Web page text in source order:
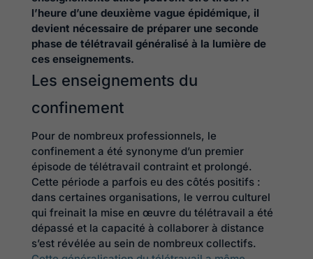
l’heure d’une deuxième vague épidémique, il
devient nécessaire de préparer une seconde
phase de télétravail généralisé à la lumière de
ces enseignements.
Les enseignements du
confinement
Pour de nombreux professionnels, le
confinement a été synonyme d’un premier
épisode de télétravail contraint et prolongé.
Cette période a parfois eu des côtés positifs :
dans certaines organisations, le verrou culturel
qui freinait la mise en œuvre du télétravail a été
dépassé et la capacité à collaborer à distance
s’est révélée au sein de nombreux collectifs.